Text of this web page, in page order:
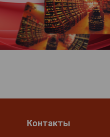
Контакты